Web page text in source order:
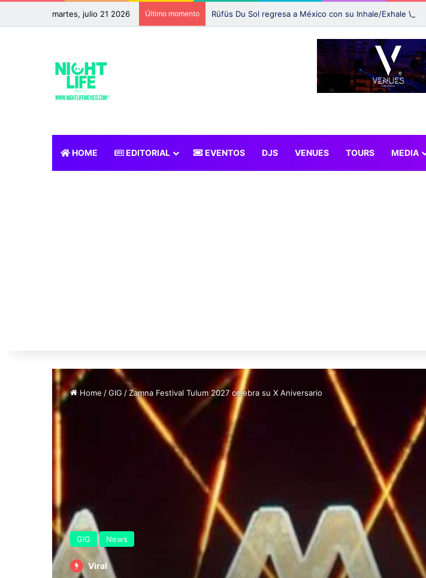
martes, julio 21 2026 Último momento
HOME EDITORIAL EVENTOS DJS VENUES TOURS MEDIA
Home /GIG /Zamna Festival Tulum 2027 celebra su X Aniversario
GIG News
Viral